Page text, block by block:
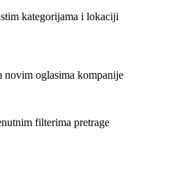
kategorijama i lokaciji
oglasima kompanije
filterima pretrage